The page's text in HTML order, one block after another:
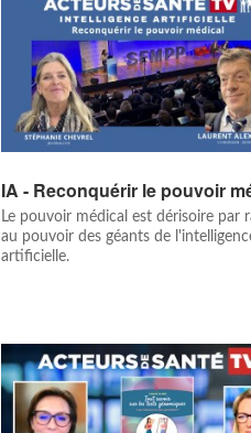
IA - Reconquérir le pouvoir
Le pouvoir médical est dérisoire par
au pouvoir des géants de
artificielle.